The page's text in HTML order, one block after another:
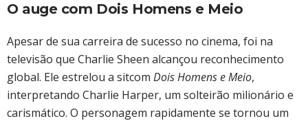
O auge com Dois Homens e Meio
Apesar de sua carreira de sucesso no cinema, foi na
televisão que Charlie Sheen alcançou reconhecimento
global. Ele estrelou a sitcom Dois Homens e Meio,
interpretando Charlie Harper, um solteirão milionário e
carismático. O personagem rapidamente se tornou um